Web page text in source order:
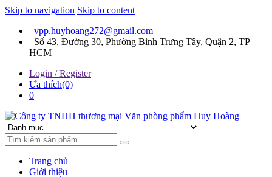
Skip to navigation Skip to content
vpp.huyhoang272@gmail.com
Số 43, Đường 30, Phường Bình Trưng Tây, Quận 2, TP
HCM
Login / Register
Ưa thích(0)
0
Công ty TNHH thương mại
Văn phòng phẩm Huy
Chúng tôi luôn mang đến sự hài lòng cho khách hàng
Trang chủ
Giới thiệu